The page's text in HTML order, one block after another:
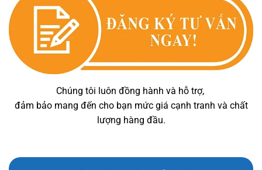
Chúng tôi luôn đồng hành và hỗ trợ,
đảm bảo mang đến cho bạn mức giá cạnh tranh và chất
lượng hàng đầu.